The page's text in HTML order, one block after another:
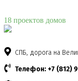
18 проектов домов
СПБ, дорога на
Телефон: +7 (812)